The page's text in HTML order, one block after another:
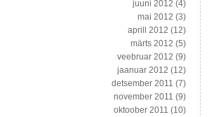
juuni 2012 (4)
mai 2012 (3)
aprill 2012 (12)
märts 2012 (5)
veebruar 2012 (9)
jaanuar 2012 (12)
detsember 2011 (7)
november 2011 (9)
oktoober 2011 (10)